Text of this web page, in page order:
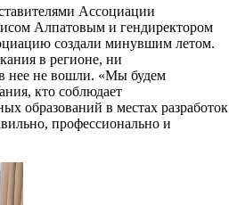
Ассоциации
Алпатовым и гендиректором
создали минувшим летом.
в регионе, ни
нее не вошли. «Мы будем
кто соблюдает
образований в местах разработок
профессионально и